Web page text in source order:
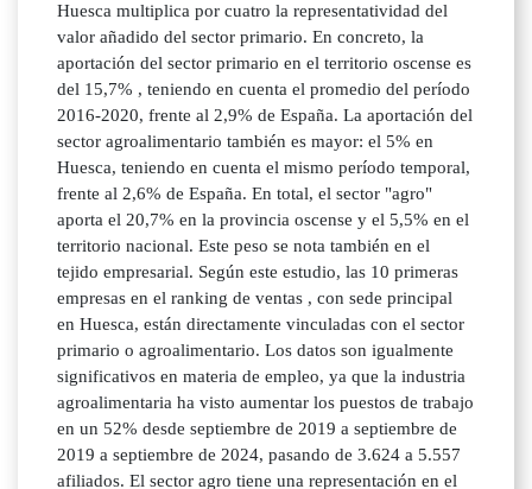
Huesca multiplica por cuatro la representatividad del
valor añadido del sector primario. En concreto, la
aportación del sector primario en el territorio oscense es
del 15,7% , teniendo en cuenta el promedio del período
2016-2020, frente al 2,9% de España. La aportación del
sector agroalimentario también es mayor: el 5% en
Huesca, teniendo en cuenta el mismo período temporal,
frente al 2,6% de España. En total, el sector "agro"
aporta el 20,7% en la provincia oscense y el 5,5% en el
territorio nacional. Este peso se nota también en el
tejido empresarial. Según este estudio, las 10 primeras
empresas en el ranking de ventas , con sede principal
en Huesca, están directamente vinculadas con el sector
primario o agroalimentario. Los datos son igualmente
significativos en materia de empleo, ya que la industria
agroalimentaria ha visto aumentar los puestos de trabajo
en un 52% desde septiembre de 2019 a septiembre de
2019 a septiembre de 2024, pasando de 3.624 a 5.557
afiliados. El sector agro tiene una representación en el